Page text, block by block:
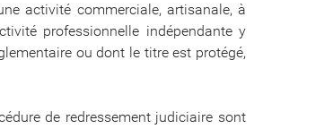
activité commerciale, artisanale, à
professionnelle indépendante y
ou dont le titre est protégé,
de redressement judiciaire sont